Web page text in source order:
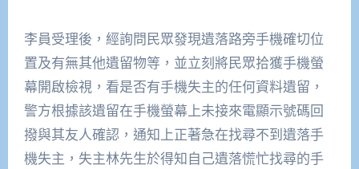
李員受理後，經詢問民眾發現遺落路旁手機確切位
置及有無其他遺留物等，並立刻將民眾拾獲手機螢
幕開啟檢視，看是否有手機失主的任何資料遺留，
警方根據該遺留在手機螢幕上未接來電顯示號碼回
撥與其友人確認，通知上正著急在找尋不到遺落手
機失主，失主林先生於得知自己遺落慌忙找尋的手